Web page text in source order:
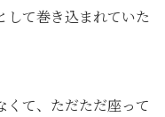
して巻き込まれていた
くて、ただただ座って